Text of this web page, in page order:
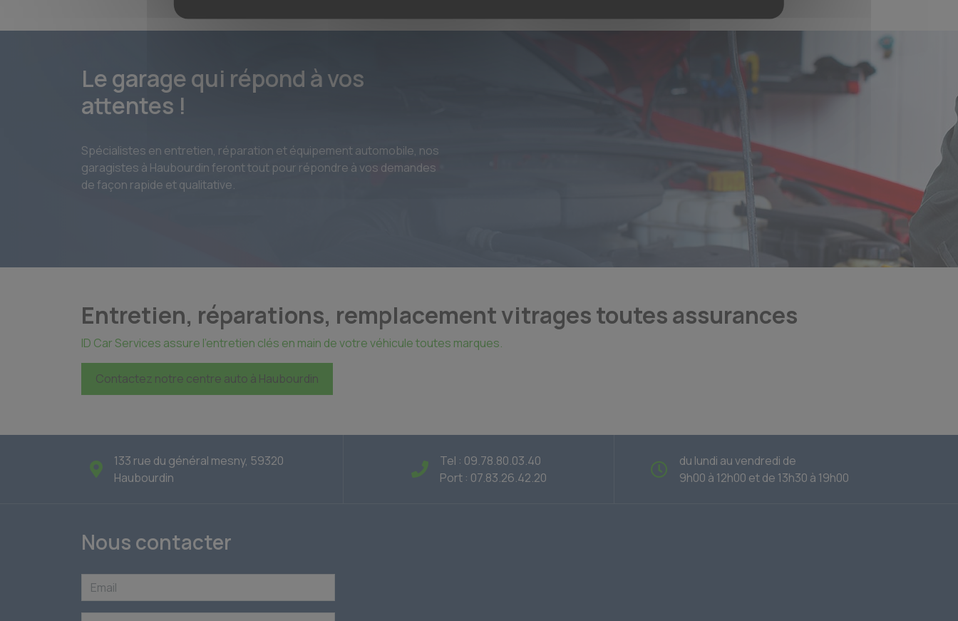
Le garage qui répond à vos
attentes !
Spécialistes en entretien, réparation et équipement automobile, nos
garagistes à Haubourdin feront tout pour répondre à vos demandes
de façon rapide et qualitative.
Entretien, réparations, remplacement vitrages toutes assurances
ID Car Services assure l'entretien clés en main de votre véhicule toutes marques.
Contactez notre centre auto à Haubourdin
133 rue du général mesny, 59320
Haubourdin
Tel : 09.78.80.03.40
Port : 07.83.26.42.20
du lundi au vendredi de
9h00 à 12h00 et de 13h30 à 19h00
Nous contacter